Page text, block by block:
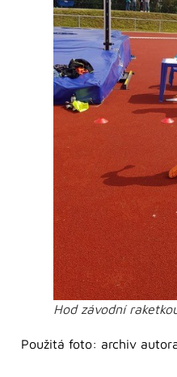
Hod závodní
Použitá foto: archiv